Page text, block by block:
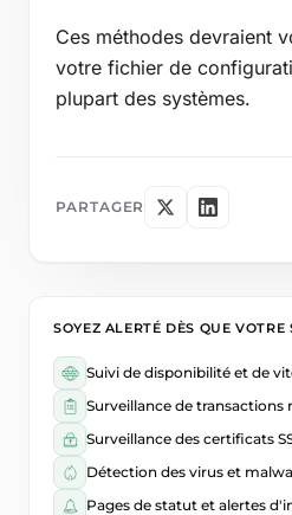
Ces méthodes devraient
votre fichier de
plupart des systèmes.
PARTAGER
SOYEZ ALERTÉ DÈS QUE
Suivi de disponibilité et de
Surveillance de transactions
Surveillance des certificats
Détection des virus et
Pages de statut et alertes